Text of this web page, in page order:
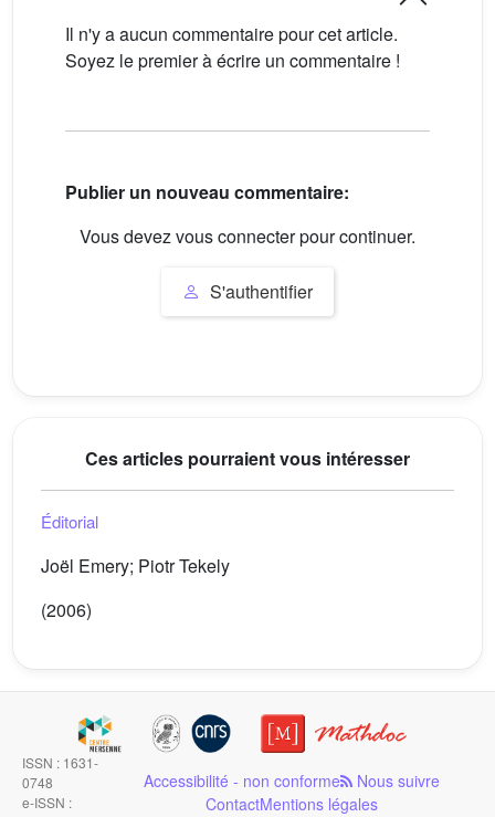
Il n'y a aucun commentaire pour cet article.
Soyez le premier à écrire un commentaire !
Publier un nouveau commentaire:
Vous devez vous connecter pour continuer.
S'authentifier
Ces articles pourraient vous intéresser
Éditorial
Joël Emery; Piotr Tekely
(2006)
ISSN : 1631-
0748
e-ISSN :
Accessibilité - non conforme Nous suivre
ContactMentions légales